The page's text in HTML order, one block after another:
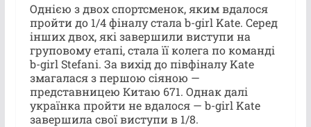
Однією з двох спортсменок, яким вдалося
пройти до 1/4 фіналу стала b-girl Kate. Серед
інших двох, які завершили виступи на
груповому етапі, стала її колега по команді
b-girl Stefani. За вихід до півфіналу Kate
змагалася з першою сіяною —
представницею Китаю 671. Однак далі
українка пройти не вдалося — b-girl Kate
завершила свої виступи в 1/8.